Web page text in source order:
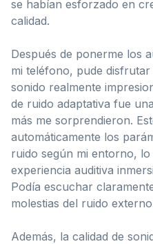
se habían esforzado en
calidad.
Después de ponerme los
mi teléfono, pude
sonido realmente
de ruido adaptativa fue
más me sorprendieron.
automáticamente los
ruido según mi entorno,
experiencia auditiva
Podía escuchar
molestias del ruido
Además, la calidad de